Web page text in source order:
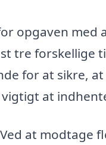
opgaven
tre forskellige
for at sikre,
at
Ved at modtage